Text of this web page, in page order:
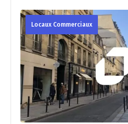
Locaux Commerciaux